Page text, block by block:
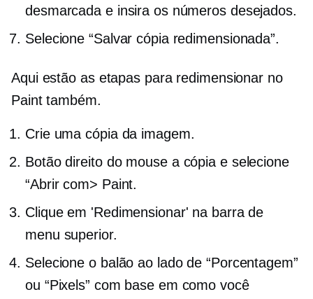
desmarcada e insira os números desejados.
Selecione “Salvar cópia redimensionada”.
Aqui estão as etapas para redimensionar no
Paint também.
Crie uma cópia da imagem.
Botão direito do mousea cópia e selecione
“Abrir com> Paint.
Clique em 'Redimensionar' na barra de
menu superior.
Selecione o balão ao lado de “Porcentagem”
ou “Pixels” com base em como você